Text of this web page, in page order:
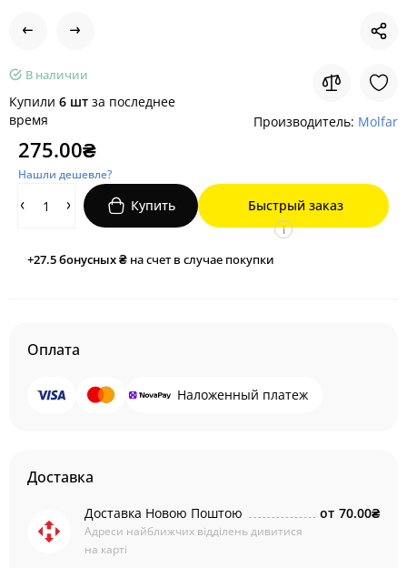
В наличии
Купили 6 шт за последнее
время
Производитель: Molfar
275.00₴
Нашли дешевле?
Купить Быстрый заказ
+27.5бонусных ₴ на счет в случае покупки
i
Оплата
Наложенный платеж
Доставка
Доставка Новою Поштою
Адреси найближчих відділень дивитися
на карті
от 70.00₴